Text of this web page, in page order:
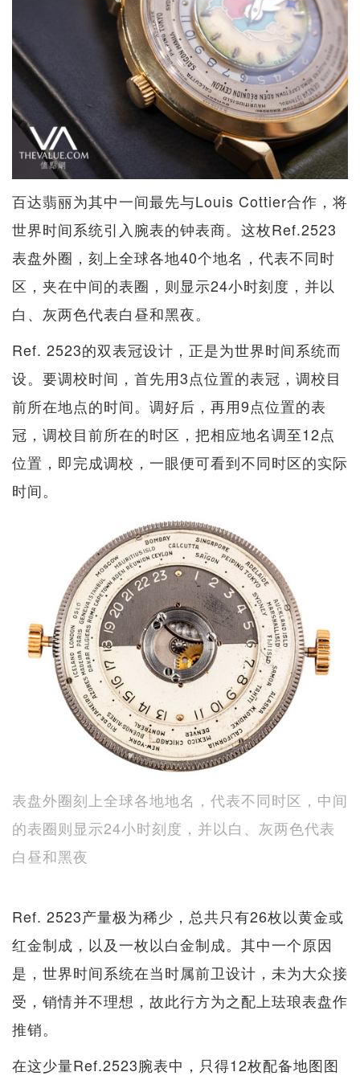
百达翡丽为其中一间最先与Louis Cottier合作，将
世界时间系统引入腕表的钟表商。这枚Ref.2523
表盘外圈，刻上全球各地40个地名，代表不同时
区，夹在中间的表圈，则显示24小时刻度，并以
白、灰两色代表白昼和黑夜。
Ref. 2523的双表冠设计，正是为世界时间系统而
设。要调校时间，首先用3点位置的表冠，调校目
前所在地点的时间。调好后，再用9点位置的表
冠，调校目前所在的时区，把相应地名调至12点
位置，即完成调校，一眼便可看到不同时区的实际
时间。
表盘外圈刻上全球各地地名，代表不同时区，中间
的表圈则显示24小时刻度，并以白、灰两色代表
白昼和黑夜
Ref. 2523产量极为稀少，总共只有26枚以黄金或
红金制成，以及一枚以白金制成。其中一个原因
是，世界时间系统在当时属前卫设计，未为大众接
受，销情并不理想，故此行方为之配上珐琅表盘作
推销。
在这少量Ref.2523腕表中，只得12枚配备地图图